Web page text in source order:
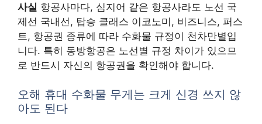
사실 항공사마다, 심지어 같은 항공사라도 노선 국
제선 국내선, 탑승 클래스 이코노미, 비즈니스, 퍼스
트, 항공권 종류에 따라 수화물 규정이 천차만별입
니다. 특히 동방항공은 노선별 규정 차이가 있으므
로 반드시 자신의 항공권을 확인해야 합니다.
오해 휴대 수화물 무게는 크게 신경 쓰지 않
아도 된다